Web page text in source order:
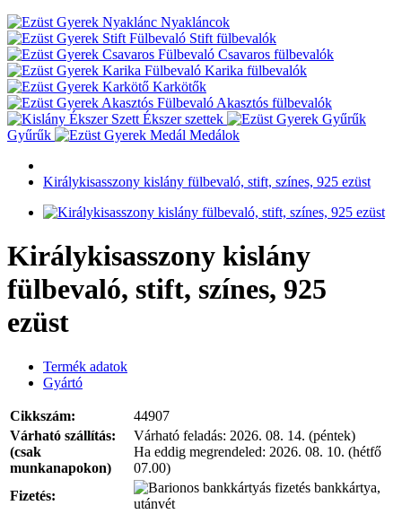
Nyakláncok
Stift fülbevalók
Csavaros fülbevalók
Karika fülbevalók
Karkötők
Akasztós fülbevalók
Ékszer szettek
Gyűrűk
Medálok
Királykisasszony kislány fülbevaló, stift, színes, 925 ezüst
Királykisasszony kislány
fülbevaló, stift, színes, 925
ezüst
Termék adatok
Gyártó
Cikkszám:
44907
Várható szállítás:
(csak
munkanapokon)
Várható feladás: 2026. 08. 14. (péntek)
Ha eddig megrendeled: 2026. 08. 10. (hétfő
07.00)
Fizetés:
bankkártya,
utánvét